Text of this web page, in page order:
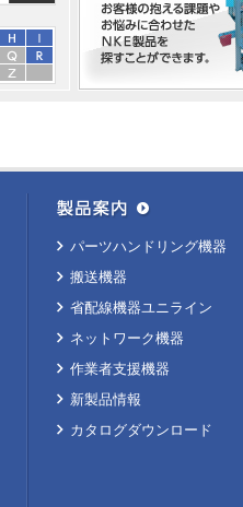
パーツハンドリング機器
搬送機器
省配線機器ユニライン
ネットワーク機器
作業者支援機器
新製品情報
カタログダウンロード